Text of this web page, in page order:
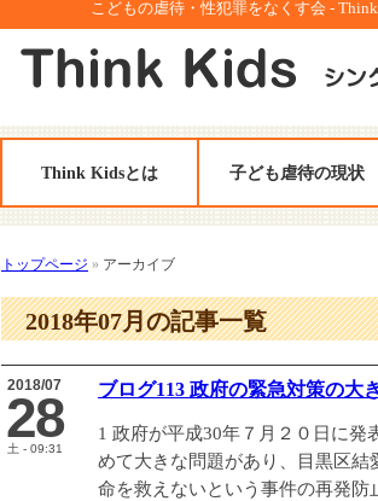
こどもの虐待・性犯罪をなくす会 -
Think Kidsとは 子ども虐待の現状
トップページ » アーカイブ
2018年07月の記事一覧
2018/07
28
土 - 09:31
ブログ113 政府の緊急対策の大
1 政府が平成30年７月２０日に
めて大きな問題があり、目黒区
命を救えないという事件の再発